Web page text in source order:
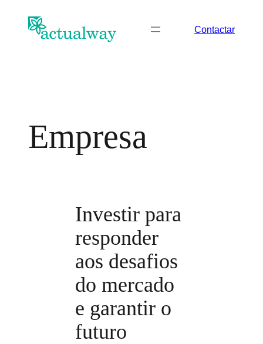
Contactar
Empresa
Investir para
responder
aos desafios
do mercado
e garantir o
futuro